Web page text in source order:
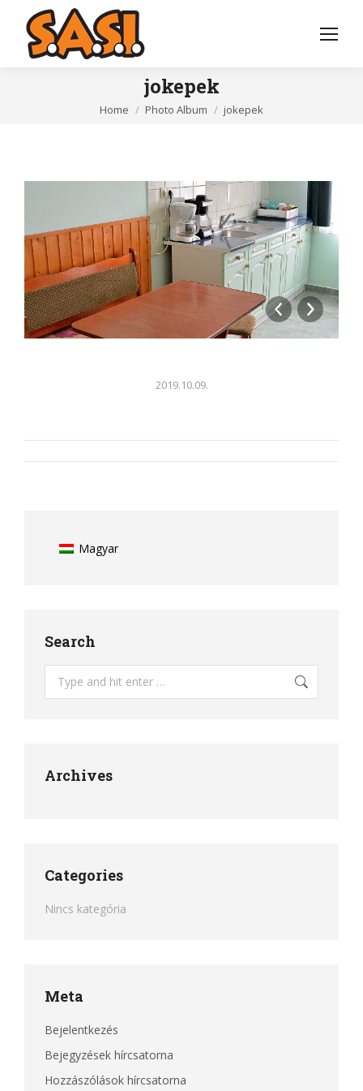
jokepek
You are here:
Home Photo Album jokepek
2019.10.09.
Album
Magyar
Search
Search:
Archives
Categories
Nincs kategória
Meta
Bejelentkezés
Bejegyzések hírcsatorna
Hozzászólások hírcsatorna